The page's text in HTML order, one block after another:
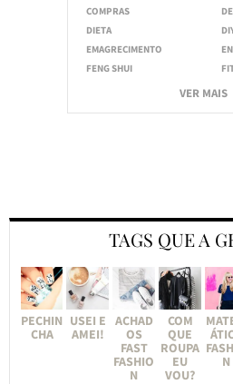
COMPRAS
DIETA
EMAGRECIMENTO
FENG SHUI
VER MAIS
TAGS QUE A
PECHIN
CHA
USEI E
AMEI!
ACHAD
OS
FAST
FASHIO
N
COM
QUE
ROUPA
EU
VOU?
N